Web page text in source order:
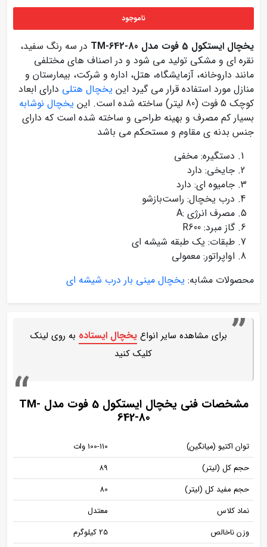
ناموجود
یخچال ایستکول 5 فوت مدل TM-642-80
در سه رنگ سفید،
نقره ای و مشکی تولید می شود و در اصناف های مختلفی
مانند داروخانه، آزمایشگاه، هتل، اداره و شرکت، بیمارستان و
منازل مورد استفاده قرار می گیرد این یخچال هتلی دارای ابعاد
کوچک 5 فوت (80 لیتر) ساخته‌ شده است. این
یخچال نوشابه
بسیار کم مصرف و بهینه طراحی و ساخته شده است که دارای
جنس بدنه ی مقاوم و مستحکم می باشد
دستگیره: مخفی
جایخی: دارد
جامیوه ای: دارد
درب یخچال: راست‌بازشو
مصرف انرژی :A
گاز مبرد: R600
طبقات: یک طبقه شیشه ای
اواپراتور: معمولی
محصولات مشابه: یخچال مینی بار درب شیشه ای
برای مشاهده سایر انواعیخچال ایستاده به روی لینک
کلیک کنید
مشخصات فنی یخچال ایستکول 5 فوت مدل TM-
642-80
توان اکتیو (میانگین)
100-110 وات
حجم کل (لیتر)
89
حجم مفید کل (لیتر)
80
نماد کلاس
معتدل
وزن ناخالص
25 کیلوگرم